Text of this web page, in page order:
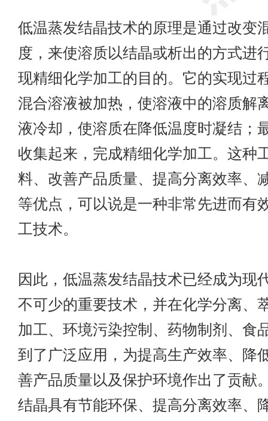
低温蒸发结晶技术的原理是通过改变
度，来使溶质以结晶或析出的方式进
现精细化学加工的目的。它的实现过
混合溶液被加热，使溶液中的溶质解
液冷却，使溶质在降低温度时凝结；
收集起来，完成精细化学加工。这种
料、改善产品质量、提高分离效率、
等优点，可以说是一种非常先进而有
工技术。
因此，低温蒸发结晶技术已经成为现
不可少的重要技术，并在化学分离、
加工、环境污染控制、药物制剂、食
到了广泛应用，为提高生产效率、降
善产品质量以及保护环境作出了贡献
结晶具有节能环保、提高分离效率、